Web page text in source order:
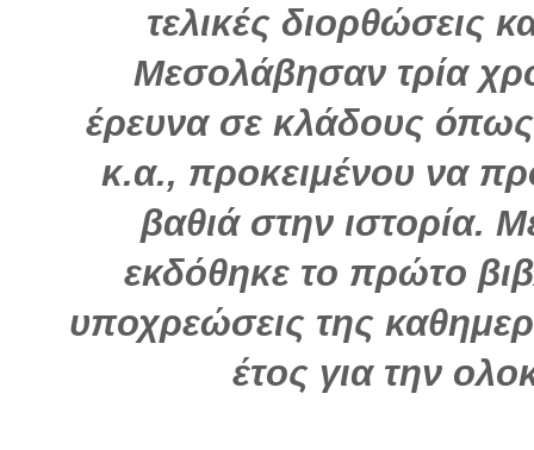
τελικές διορθώσεις
Μεσολάβησαν τρία
έρευνα σε κλάδους
κ.α., προκειμένου να
βαθιά στην ιστορία.
εκδόθηκε το πρώτο
υποχρεώσεις της
έτος για την